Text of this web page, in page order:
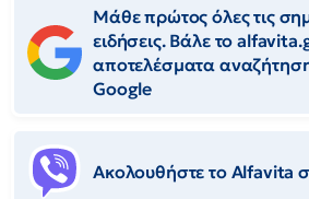
Μάθε πρώτος όλες τις
ειδήσεις. Βάλε το
αποτελέσματα
Google
Ακολουθήστε το Αlfavita